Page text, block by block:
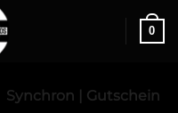
0
Synchron | Gutschein